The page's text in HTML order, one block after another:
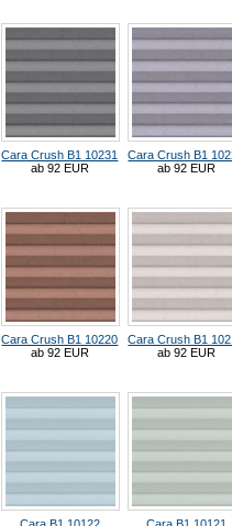
Cara Crush B1 10231
ab 92 EUR
Cara Crush B1
ab 92 EUR
Cara Crush B1 10220
ab 92 EUR
Cara Crush B1
ab 92 EUR
Cara B1 10122
Cara B1 10121